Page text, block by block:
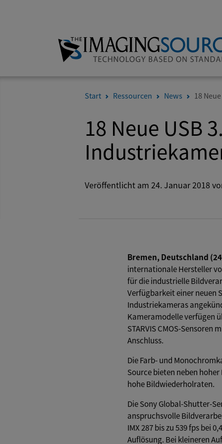
Start Ressourcen News 18
18 Neue USB
Veröffentlicht am 24. Januar 2018
Bremen, Deutschland
internationale Hersteller
für die industrielle
Verfügbarkeit einer neuen
Industriekameras
Kameramodelle verfügen
STARVIS CMOS-Sensoren
Anschluss.
Die Farb- und
Source bieten neben
hohe Bildwiederholraten.
Die Sony Global-Shutter-
anspruchsvolle
IMX 287 bis zu 539 fps bei
Auflösung. Bei kleineren